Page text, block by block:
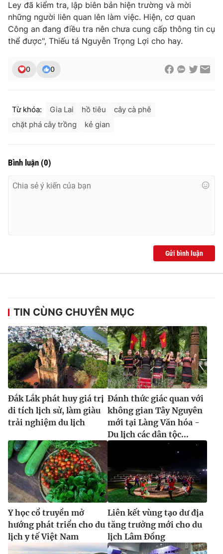
Ðiện thoại Thời báo VTV:024.66 897 897
Email:toasoan@vtv.vn
Liên hệ quảng cáo:024-7300.7108
thuận bằng văn bản. Ghi rõ nguồn VTV.vn khi phát hành lại
Ley đã kiểm tra, lập biên bản hiện trường và mời
những người liên quan lên làm việc. Hiện, cơ quan
Công an đang điều tra nên chưa cung cấp thông tin cụ
thể được", Thiếu tá Nguyễn Trọng Lợi cho hay.
0 0
Từ khóa: Gia Lai hồ tiêu
cây cà phê
chặt phá cây trồng
kẻ gian
Bình luận (0)
Gửi bình luận
TIN CÙNG CHUYÊN MỤC
Đắk Lắk phát huy giá trị
di tích lịch sử, làm giàu
trải nghiệm du lịch
Đánh thức giác quan với
không gian Tây Nguyên
mới tại Làng Văn hóa -
Du lịch các dân tộc...
Y học cổ truyền mở
hướng phát triển cho du
lịch y tế Việt Nam
Liên kết vùng tạo dư địa
tăng trưởng mới cho du
lịch Lâm Đồng